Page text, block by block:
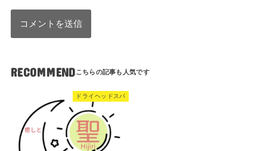
RECOMMEND
ドライヘッドスパ